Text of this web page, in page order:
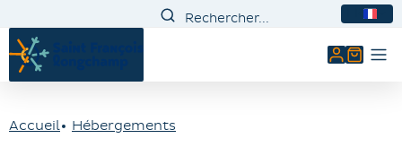
Mon
Accueil Hébergements